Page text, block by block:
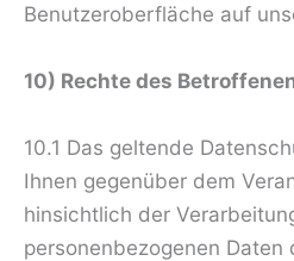
Benutzeroberfläche auf
10) Rechte des
10.1 Das geltende
Ihnen gegenüber dem
hinsichtlich der
personenbezogenen Daten